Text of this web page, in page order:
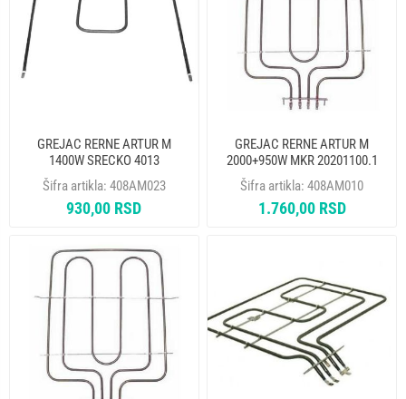
GREJAC RERNE ARTUR M
1400W SRECKO 4013
Šifra artikla: 408AM023
930,00 RSD
GREJAC RERNE ARTUR M
2000+950W MKR 20201100.1
Šifra artikla:408AM010
1.760,00 RSD